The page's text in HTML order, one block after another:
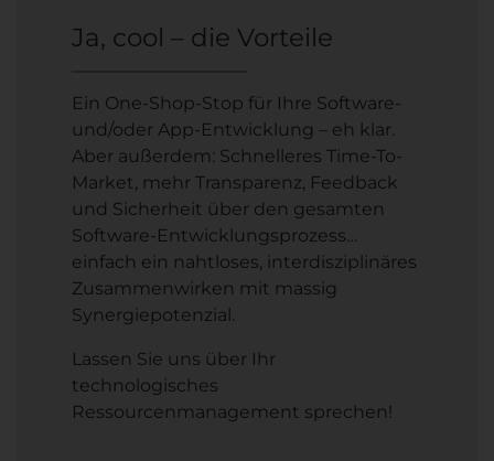
Ja, cool – die Vorteile
Ein One-Shop-Stop für Ihre Software-
und/oder App-Entwicklung – eh klar.
Aber außerdem: Schnelleres Time-To-
Market, mehr Transparenz, Feedback
und Sicherheit über den gesamten
Software-Entwicklungsprozess…
einfach ein nahtloses, interdisziplinäres
Zusammenwirken mit massig
Synergiepotenzial.
Lassen Sie uns über Ihr
technologisches
Ressourcenmanagement sprechen!